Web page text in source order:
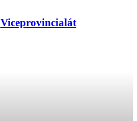
Viceprovincialát